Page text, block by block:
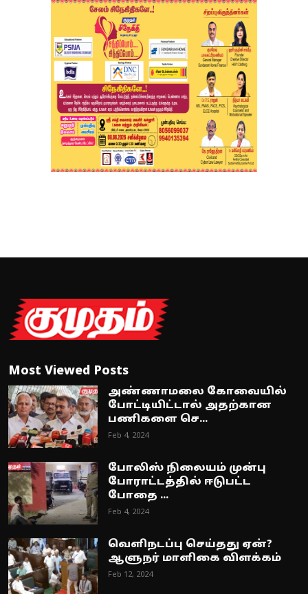
Most Viewed Posts
அண்ணாமலை கோவையில்
போட்டியிட்டால் அதற்கான
பணிகளை செ...
Feb 4, 2024
போலிஸ் நிலையம் முன்பு
போராட்டத்தில் ஈடுபட்ட
போதை ...
Feb 4, 2024
வெளிநடப்பு செய்தது ஏன்?
ஆளுநர் மாளிகை விளக்கம்
Feb 12, 2024